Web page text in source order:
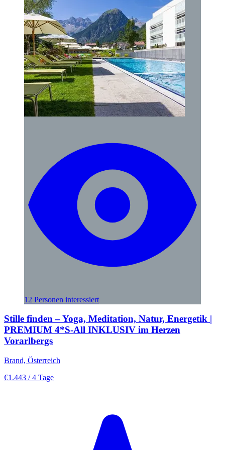
12 Personen interessiert
Stille finden – Yoga, Meditation, Natur, Energetik |
PREMIUM 4*S-All INKLUSIV im Herzen
Vorarlbergs
Brand, Österreich
€1.443 / 4 Tage